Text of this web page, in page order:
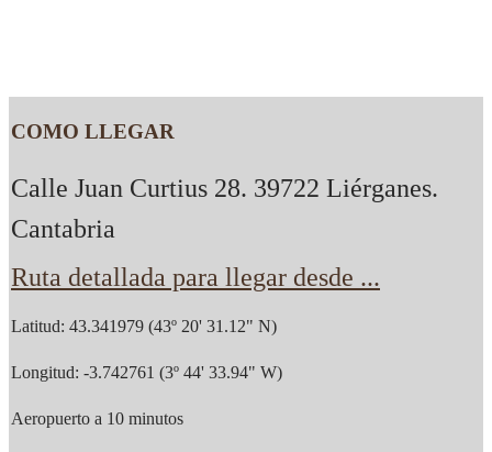
COMO LLEGAR
Calle Juan Curtius 28. 39722 Liérganes.
Cantabria
Ruta detallada para llegar desde ...
Latitud: 43.341979 (43º 20' 31.12" N)
Longitud: -3.742761 (3º 44' 33.94" W)
Aeropuerto a 10 minutos